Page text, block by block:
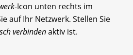
-Icon unten rechts im
auf Ihr Netzwerk. Stellen Sie
verbindenaktiv ist.